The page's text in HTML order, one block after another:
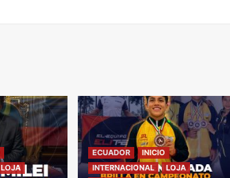
LOJA
ECUADOR
INICIO
INTERNACIONAL
LOJA